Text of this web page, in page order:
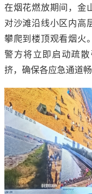
在烟花燃放期间，金
对沙滩沿线小区内高
攀爬到楼顶观看烟火
警方将立即启动疏
挤，确保各应急通道畅